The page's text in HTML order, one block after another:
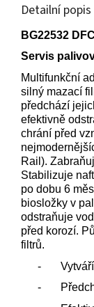
Detailní
BG22532
Servis
Multifunkční
silný mazací
předchází
efektivně
chrání před
Rail).
Stabilizuje
po dobu 6
biosložky v
odstraňuje
před korozí.
filtrů.
-
-